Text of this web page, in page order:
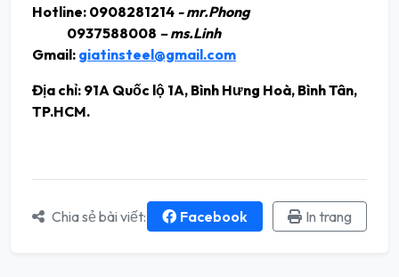
Hotline: 0908281214 - mr.Phong
0937588008 – ms.Linh
Gmail: giatinsteel@gmail.com
Địa chỉ: 91A Quốc lộ 1A, Bình Hưng Hoà, Bình Tân,
TP.HCM.
Chia sẻ bài viết: Facebook In trang